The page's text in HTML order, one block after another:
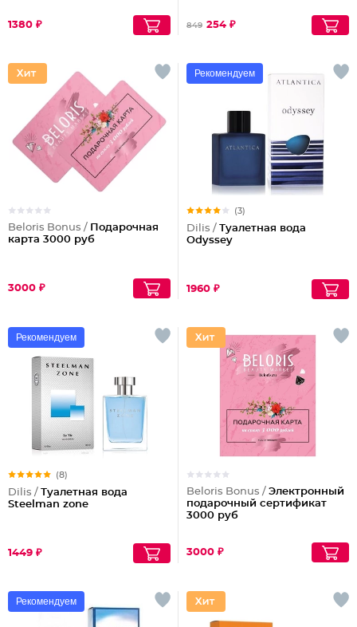
1380 ₽ 849 254 ₽
Beloris Bonus /
Подарочная
карта 3000 руб
3000 ₽
Рекомендуем
(3)
Dilis /
Туалетная вода
Odyssey
1960 ₽
Рекомендуем
(8)
Dilis /
Туалетная вода
Steelman zone
1449 ₽
Beloris Bonus / Электронный
подарочный сертификат
3000 руб
3000 ₽
Рекомендуем